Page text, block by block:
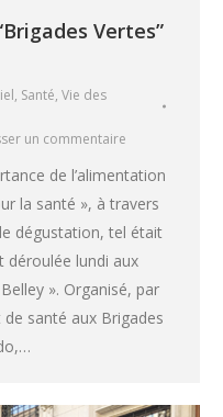
Vertes”
, Santé, Vie des
un commentaire
de l’alimentation
la santé », à travers
dégustation, tel était
déroulée lundi aux
». Organisé, par
santé aux Brigades